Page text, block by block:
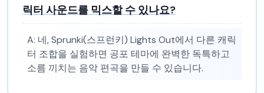
릭터 사운드를 믹스할 수 있나요?
A: 네, Sprunki(스프런키) Lights Out에서 다른 캐릭
터 조합을 실험하면 공포 테마에 완벽한 독특하고
소름 끼치는 음악 편곡을 만들 수 있습니다.